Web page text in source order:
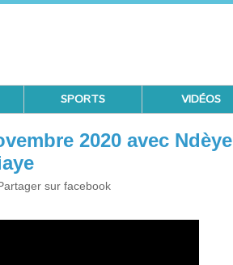
SPORTS VIDÉOS
2020 avec Ndèye
sur facebook